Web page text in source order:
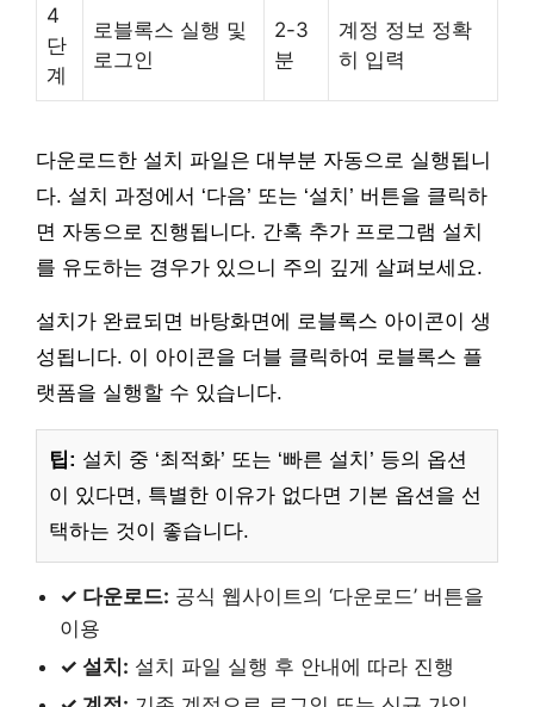
4
단
계
로블록스 실행 및
로그인
2-3
분
계정 정보 정확
히 입력
다운로드한 설치 파일은 대부분 자동으로 실행됩니
다. 설치 과정에서 ‘다음’ 또는 ‘설치’ 버튼을 클릭하
면 자동으로 진행됩니다. 간혹 추가 프로그램 설치
를 유도하는 경우가 있으니 주의 깊게 살펴보세요.
설치가 완료되면 바탕화면에 로블록스 아이콘이 생
성됩니다. 이 아이콘을 더블 클릭하여 로블록스 플
랫폼을 실행할 수 있습니다.
팁: 설치 중 ‘최적화’ 또는 ‘빠른 설치’ 등의 옵션
이 있다면, 특별한 이유가 없다면 기본 옵션을 선
택하는 것이 좋습니다.
✓ 다운로드: 공식 웹사이트의 ‘다운로드’ 버튼을
이용
✓ 설치: 설치 파일 실행 후 안내에 따라 진행